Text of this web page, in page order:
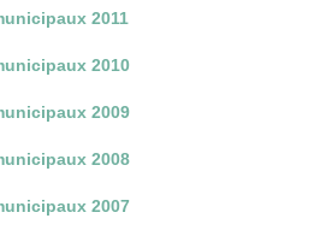
2011
2010
2009
2008
2007